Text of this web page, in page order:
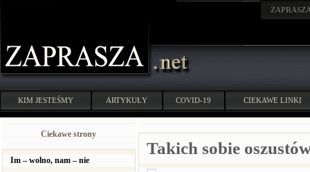
KIM JESTEŚMY ARTYKUŁY COVID-19 CIEKAWE LINKI
Ciekawe strony
Im – wolno, nam – nie
Takich sobie